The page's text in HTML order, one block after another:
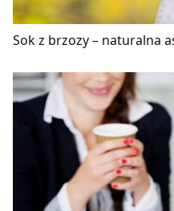
Sok z brzozy – naturalna